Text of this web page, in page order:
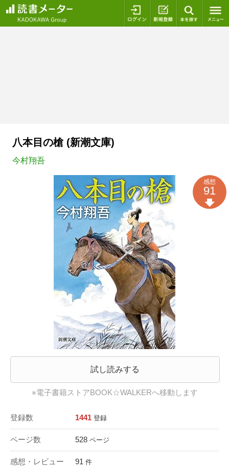
ログイン 新規登録
八本目の槍 (新潮文庫)
今村翔吾
試し読みする
※電子書籍ストアBOOK☆WALKERへ移動します
登録数 1441 登録
ページ数 528 ページ
感想・レビュー 91 件
感想
91